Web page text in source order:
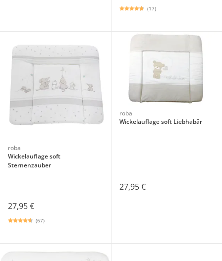
(17)
roba
Wickelauflage soft
Sternenzauber
27,95 €
(67)
roba
Wickelauflage soft Liebhabär
27,95 €